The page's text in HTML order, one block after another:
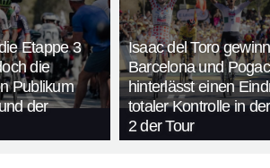
Etappe 3
die
Publikum
der
Isaac del Toro
Barcelona und
hinterlässt einen
totaler Kontrolle in
2 der Tour